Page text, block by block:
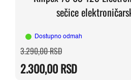
sečice
Dostupno odmah
3.290,00RSDOriginalna
cena
bila:
3.290,00 RSD.
2.300,00RSD
Trenutna
cena
2.300,00 RSD.